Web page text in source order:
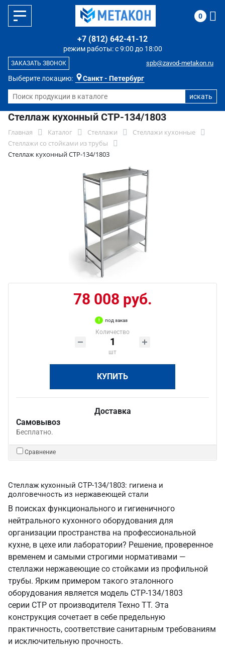
Выберите локацию: Санкт - Петербург
режим работы: с 9:00 до 18:00
+7 (812) 642-41-12
spb@zavod-metakon.ru
ЗАКАЗАТЬ ЗВОНОК
0
Стеллаж кухонный СТР-134/1803
Главная Каталог Стеллажи
Стеллажи кухонные
Стеллажи со стойками из трубы
Стеллаж кухонный СТР-134/1803
78 008 руб.
под заказ
Количество
шт
КУПИТЬ
Доставка
Самовывоз
Бесплатно.
Сравнение
Стеллаж кухонный СТР-134/1803: гигиена и
долговечность из нержавеющей стали
В поисках функционального и гигиеничного
нейтрального кухонного оборудования для
организации пространства на профессиональной
кухне, в цехе или лаборатории? Решение, проверенное
временем и самыми строгими нормативами —
стеллажи нержавеющие со стойками из профильной
трубы. Ярким примером такого эталонного
оборудования является модель СТР-134/1803
серии СТР от производителя Техно ТТ. Эта
конструкция сочетает в себе предельную
практичность, соответствие санитарным требованиям
и исключительную прочность.